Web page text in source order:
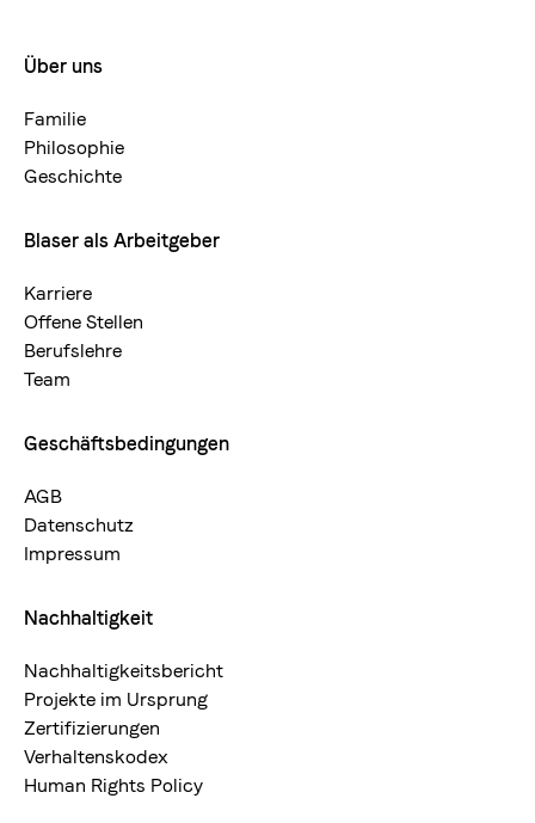
Footermenue-
neu
Über uns
Familie
Philosophie
Geschichte
Blaser als Arbeitgeber
Karriere
Offene Stellen
Berufslehre
Team
Geschäftsbedingungen
AGB
Datenschutz
Impressum
Nachhaltigkeit
Nachhaltigkeitsbericht
Projekte im Ursprung
Zertifizierungen
Verhaltenskodex
Human Rights Policy